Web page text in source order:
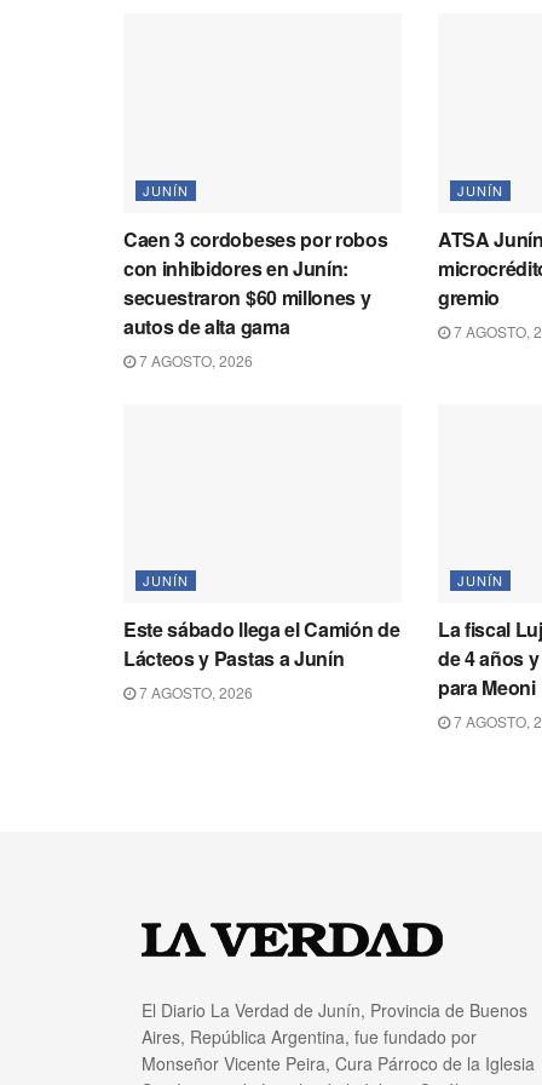
JUNÍN
Caen 3 cordobeses por robos
con inhibidores en Junín:
secuestraron $60 millones y
autos de alta gama
7 AGOSTO, 2026
JUNÍN
ATSA
gremio
7 AGOSTO,
JUNÍN
Este sábado llega el Camión de
Lácteos y Pastas a Junín
7 AGOSTO, 2026
JUNÍN
La fiscal
de 4 años
para Meoni
7 AGOSTO,
El Diario La Verdad de Junín, Provincia de Buenos
Aires, República Argentina, fue fundado por
Monseñor Vicente Peira, Cura Párroco de la Iglesia